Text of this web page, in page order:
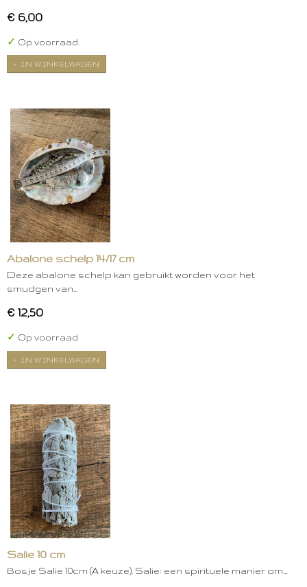
€ 6,00
✓ Op voorraad
IN WINKELWAGEN
Abalone schelp 14/17 cm
Deze abalone schelp kan gebruikt worden voor het
smudgen van…
€ 12,50
✓ Op voorraad
IN WINKELWAGEN
Salie 10 cm
Bosje Salie 10cm (A keuze). Salie: een spirituele manier om…